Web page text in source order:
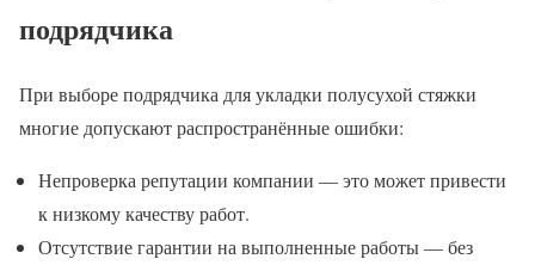
подрядчика
При выборе подрядчика для укладки полусухой стяжки
многие допускают распространённые ошибки:
Непроверка репутации компании — это может привести
к низкому качеству работ.
Отсутствие гарантии на выполненные работы — без